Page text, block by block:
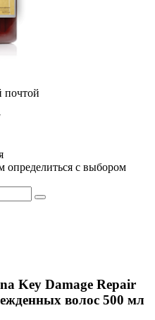
почтой
с выбором
Key Damage Repair
волос 500 мл